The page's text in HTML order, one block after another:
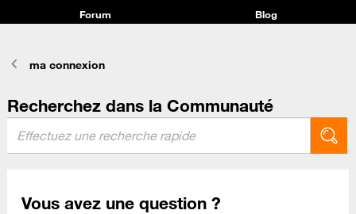
Forum Blog
ma connexion
Recherchez dans la Communauté
Vous avez une question ?